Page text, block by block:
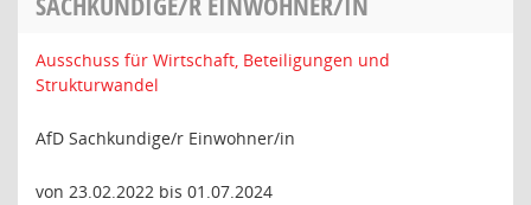
Ausschuss für Wirtschaft, Beteiligungen und
Strukturwandel
AfD Sachkundige/r Einwohner/in
von 23.02.2022 bis 01.07.2024